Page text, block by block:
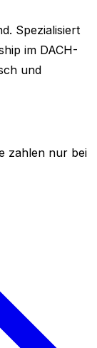
Spezialisiert
im DACH-
und
zahlen nur bei